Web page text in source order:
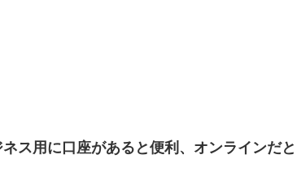
ス用に口座があると便利、オンラインだと